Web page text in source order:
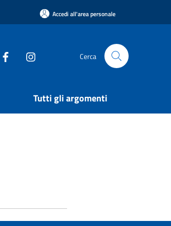
Accedi all'area personale
Cerca
Tutti gli argomenti